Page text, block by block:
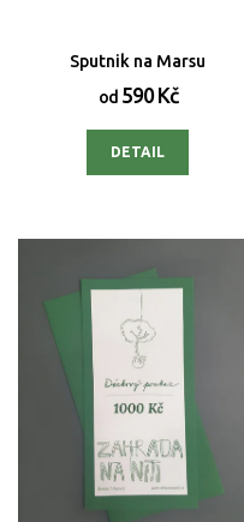
Sputnik na Marsu
od590 Kč
DETAIL